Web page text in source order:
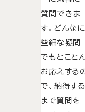
質問できま
す。どんな
些細な疑問
でもとこと
お応えする
で、納得す
まで質問を